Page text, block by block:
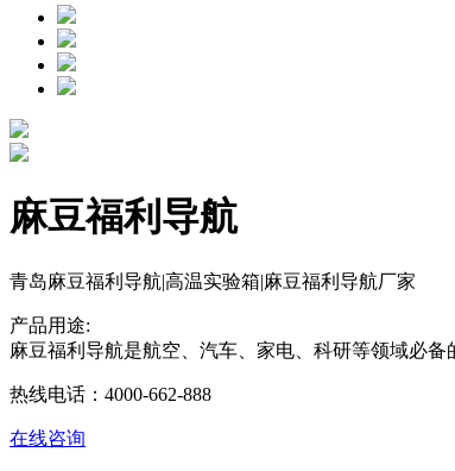
麻豆福利导航
青岛麻豆福利导航|高温实验箱|麻豆福利导航厂家
产品用途:
麻豆福利导航是航空、汽车、家电、科研等领域必
热线电话：4000-662-888
在线咨询